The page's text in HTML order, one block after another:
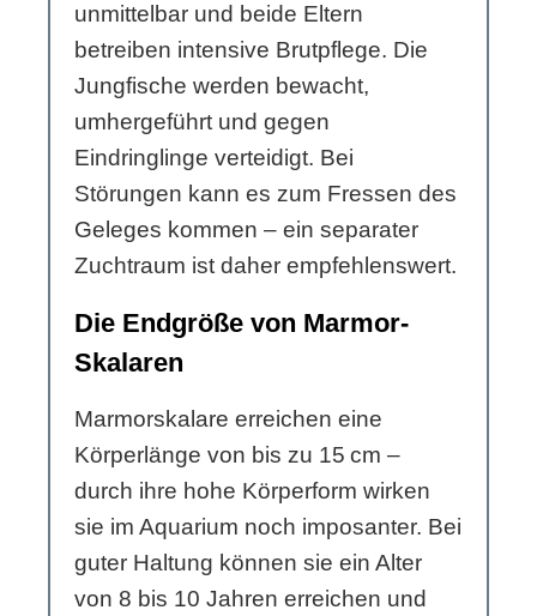
unmittelbar und beide Eltern
betreiben intensive Brutpflege. Die
Jungfische werden bewacht,
umhergeführt und gegen
Eindringlinge verteidigt. Bei
Störungen kann es zum Fressen des
Geleges kommen – ein separater
Zuchtraum ist daher empfehlenswert.
Die Endgröße von Marmor-
Skalaren
Marmorskalare erreichen eine
Körperlänge von bis zu 15 cm –
durch ihre hohe Körperform wirken
sie im Aquarium noch imposanter. Bei
guter Haltung können sie ein Alter
von 8 bis 10 Jahren erreichen und